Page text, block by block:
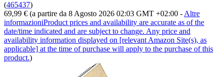
(465437)
69,99 € (a partire da 8 Agosto 2026 02:03 GMT +02:00 - Altre
informazioniProduct prices and availability are accurate as of the
date/time indicated and are subject to change. Any price and
availability information displayed on [relevant Amazon Site(s), as
applicable] at the time of purchase will apply to the purchase of this
product.)